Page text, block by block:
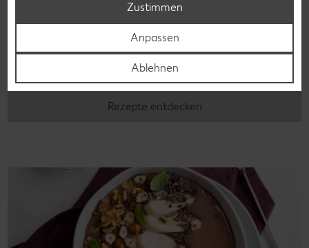
Glutenfreie Rezepte
Wer auf Gluten verzichtet, muss nicht automatisch auf
Vielfalt und Geschmack verzichten. Ob süß oder herzhaft –
mit unseren glutenfreien Rezepten zauberst du dir Gerichte,
Rezepte entdecken
Zustimmen
Anpassen
Ablehnen